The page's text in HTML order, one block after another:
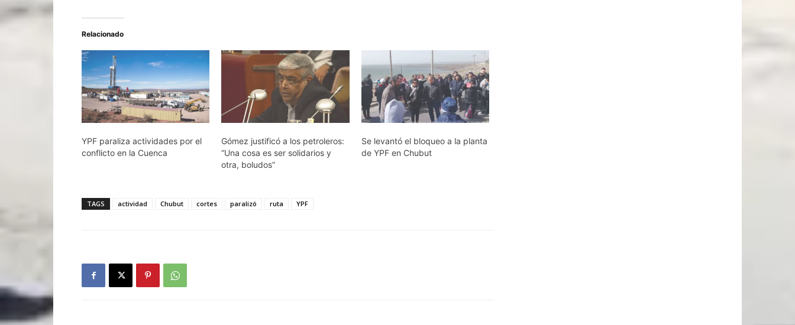
Relacionado
YPF paraliza actividades por el
conflicto en la Cuenca
Gómez justificó a los petroleros:
“Una cosa es ser solidarios y
otra, boludos”
Se levantó el bloqueo a la planta
de YPF en Chubut
TAGS actividad Chubut cortes paralizó ruta YPF